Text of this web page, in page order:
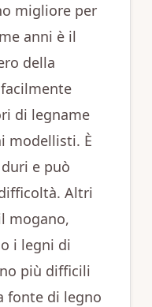
migliore per
anni è il
della
di legname
modellisti. È
e può
Altri
mogano,
i legni di
più difficili
fonte di legno